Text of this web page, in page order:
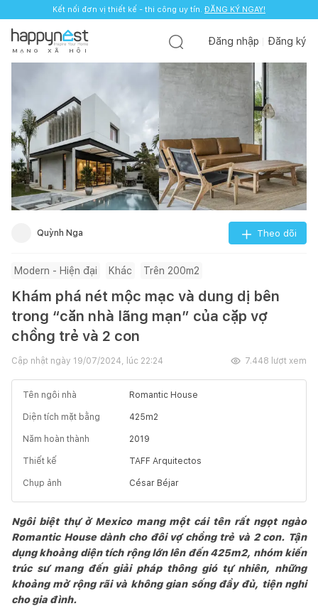
Kết nối đơn vị thiết kế - thi công uy tín. ĐĂNG KÝ NGAY!
M Ạ N G X Ã H Ộ I
Đăng nhập Đăng ký
Quỳnh Nga Theo dõi
Modern - Hiện đại Khác Trên 200m2
Khám phá nét mộc mạc và dung dị bên
trong “căn nhà lãng mạn” của cặp vợ
chồng trẻ và 2 con
Cập nhật ngày 19/07/2024, lúc 22:24 7.448 lượt xem
Tên ngôi nhà Romantic House
Diện tích mặt bằng 425m2
Năm hoàn thành 2019
Thiết kế TAFF Arquitectos
Chụp ảnh César Béjar
Ngôi biệt thự ở Mexico mang một cái tên rất ngọt ngào
Romantic House dành cho đôi vợ chồng trẻ và 2 con. Tận
dụng khoảng diện tích rộng lớn lên đến 425m2, nhóm kiến
trúc sư mang đến giải pháp thông gió tự nhiên, những
khoảng mở rộng rãi và không gian sống đầy đủ, tiện nghi
cho gia đình.